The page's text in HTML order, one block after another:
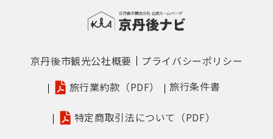
京丹後市観光公社概要
プライバシーポリシー
旅行業約款（PDF）
旅行条件書
特定商取引法について（PDF）